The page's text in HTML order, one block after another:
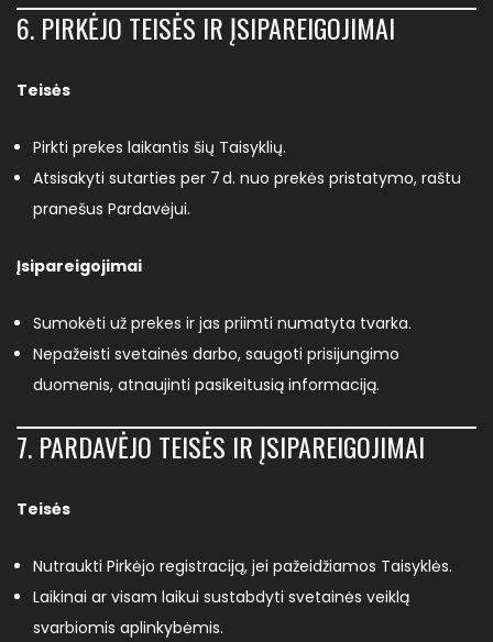
6. PIRKĖJO TEISĖS IR ĮSIPAREIGOJIMAI
Teisės
Pirkti prekes laikantis šių Taisyklių.
Atsisakyti sutarties per 7 d. nuo prekės pristatymo, raštu
pranešus Pardavėjui.
Įsipareigojimai
Sumokėti už prekes ir jas priimti numatyta tvarka.
Nepažeisti svetainės darbo, saugoti prisijungimo
duomenis, atnaujinti pasikeitusią informaciją.
7. PARDAVĖJO TEISĖS IR ĮSIPAREIGOJIMAI
Teisės
Nutraukti Pirkėjo registraciją, jei pažeidžiamos Taisyklės.
Laikinai ar visam laikui sustabdyti svetainės veiklą
svarbiomis aplinkybėmis.